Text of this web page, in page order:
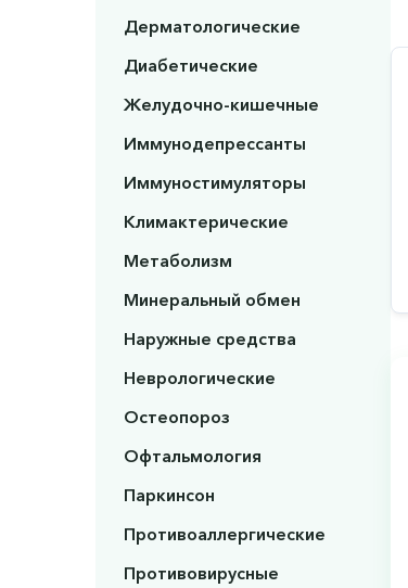
Дерматологические
Диабетические
Желудочно-кишечные
Иммунодепрессанты
Иммуностимуляторы
Климактерические
Метаболизм
Минеральный обмен
Наружные средства
Неврологические
Остеопороз
Офтальмология
Паркинсон
Противоаллергические
Противовирусные